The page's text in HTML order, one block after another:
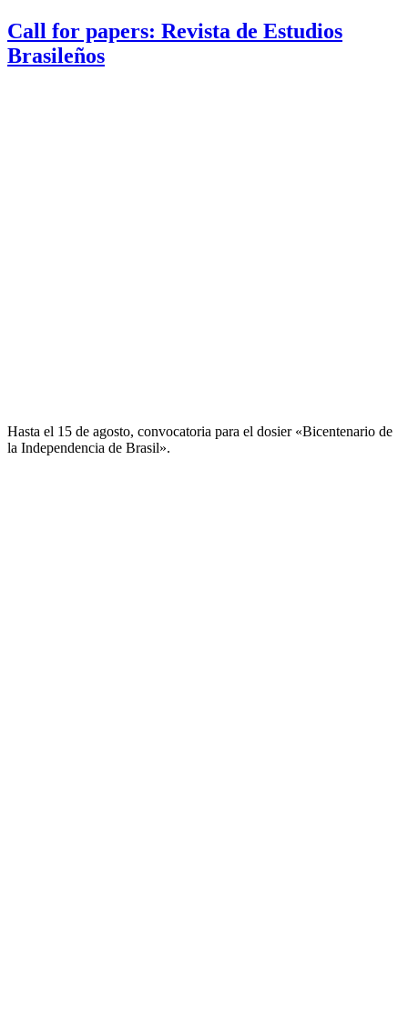
Call for papers: Revista de Estudios
Brasileños
Hasta el 15 de agosto, convocatoria para el dosier «Bicentenario de
la Independencia de Brasil».